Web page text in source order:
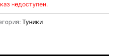
недоступен.
Туники